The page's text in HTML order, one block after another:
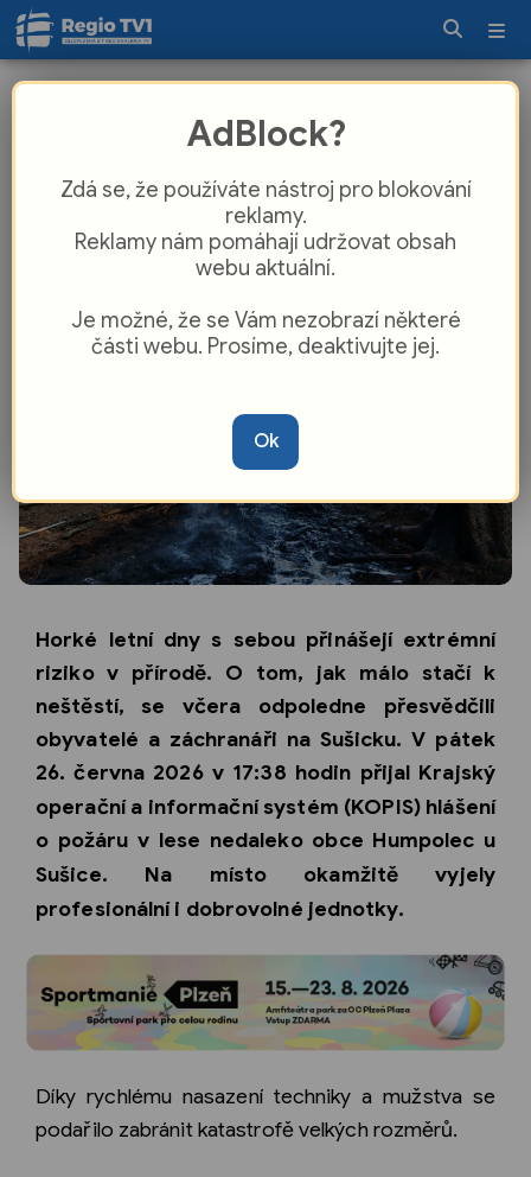
jednotky hasičů likvidovaly lesní
výstraha!
Horké letní dny s sebou přinášejí extrémní
riziko v přírodě. O tom, jak málo stačí k
neštěstí, se včera odpoledne přesvědčili
obyvatelé a záchranáři na Sušicku. V pátek
26. června 2026 v 17:38 hodin přijal Krajský
operační a informační systém (KOPIS) hlášení
o požáru v lese nedaleko obce Humpolec u
Sušice. Na místo okamžitě vyjely
profesionální i dobrovolné jednotky.
Díky rychlému nasazení techniky a mužstva se
podařilo zabránit katastrofě velkých rozměrů.
AdBlock?
Zdá se, že používáte nástroj pro blokování
reklamy.
Reklamy nám pomáhají udržovat obsah
webu aktuální.
Je možné, že se Vám nezobrazí některé
části webu. Prosíme, deaktivujte jej.
Ok